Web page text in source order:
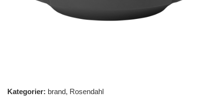
Kategorier: brand, Rosendahl